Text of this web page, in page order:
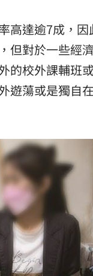
達逾7成，因
對於一些經
的校外課輔班
遊蕩或是獨自